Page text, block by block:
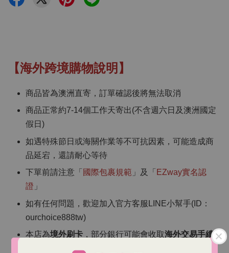
【海外跨境購物說明】
商品皆為澳洲直寄，訂單確認後將無法取消
商品正常約7-14個工作天寄出(不含週六日及澳洲國定
假日)
如遇特殊節日或海關作業等不可抗因素，可能造成商
品延宕，還請耐心等待
下單前請注意「 國際包裹規範 」及「 EZway實名認
證 」
如有任何問題，歡迎加入官方客服LINE小幫手(ID：
ourchoice888tw)
本店為境外刷卡 ，部分銀行可能會收取海外交易手續
（依各銀行規定）